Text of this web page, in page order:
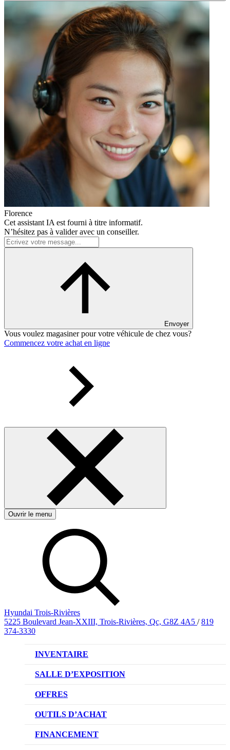
Florence
Cet assistant IA est fourni à titre informatif.
N’hésitez pas à valider avec un conseiller.
Envoyer
Vous voulez magasiner pour votre véhicule de chez vous?
Commencez votre achat en ligne
Ouvrir le menu
Hyundai Trois-Rivières
5225 Boulevard Jean-XXIII, Trois-Rivières, Qc, G8Z 4A5 / 819
374-3330
INVENTAIRE
VÉHICULES NEUFS
VÉHICULES D’OCCASION
SALLE D’EXPOSITION
OFFRES
OFFRE DE VÉHICULES NEUFS
OFFRES DU CONCESSIONNAIRE
OUTILS D’ACHAT
CL!QUEZ ET ACHETEZ HYUNDAI
FINANCEMENT